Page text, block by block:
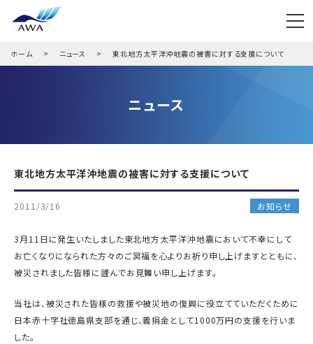
ホーム ニュース 東北地方太平洋沖地震の被害に対する支援について
ニュース
東北地方太平洋沖地震の被害に対する支援について
2011/3/16 お知らせ
3月11日に発生いたしました東北地方太平洋沖地震において不幸にして
お亡くなりになられた方々のご冥福を心よりお祈り申し上げますとともに、
被災されました皆様に謹んでお見舞い申し上げます。
当社は、被災された皆様の救援や被災地の復興に役立てていただくために
日本赤十字社徳島県支部を通じ、義捐金として1000万円の支援を行いま
した。